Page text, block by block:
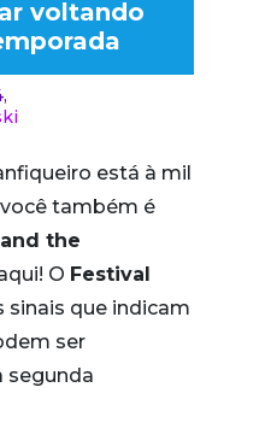
voltando
está à mil
também é
the
O Festival
sinais que indicam
ser
segunda